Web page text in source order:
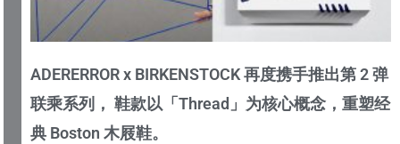
ADERERROR x BIRKENSTOCK 再度携手推出第 2 弹
联乘系列， 鞋款以「Thread」为核心概念，重塑经
典 Boston 木屐鞋。